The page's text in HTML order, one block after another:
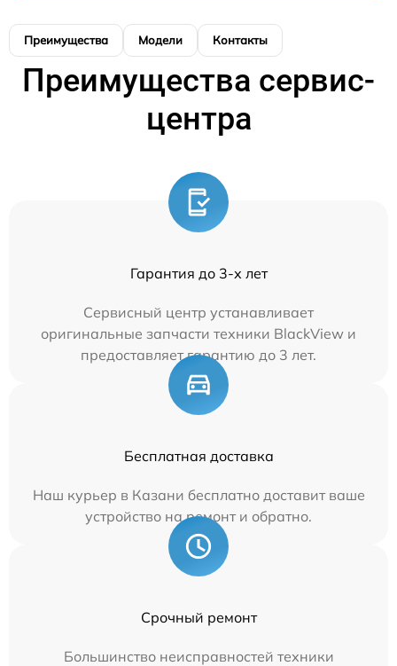
Преимущества Модели Контакты
Преимущества сервис-
центра
Гарантия до 3-х лет
Сервисный центр устанавливает
оригинальные запчасти техники BlackView и
предоставляет гарантию до 3 лет.
Бесплатная доставка
Наш курьер в Казани бесплатно доставит ваше
устройство на ремонт и обратно.
Срочный ремонт
Большинство неисправностей техники